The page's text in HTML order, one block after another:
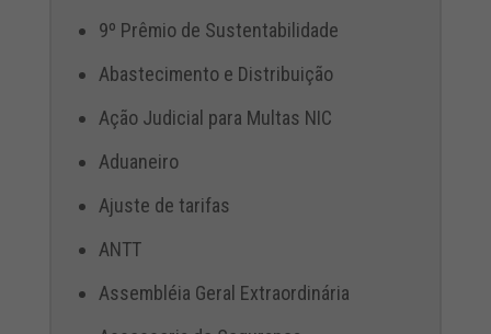
9º Prêmio de Sustentabilidade
Abastecimento e Distribuição
Ação Judicial para Multas NIC
Aduaneiro
Ajuste de tarifas
ANTT
Assembléia Geral Extraordinária